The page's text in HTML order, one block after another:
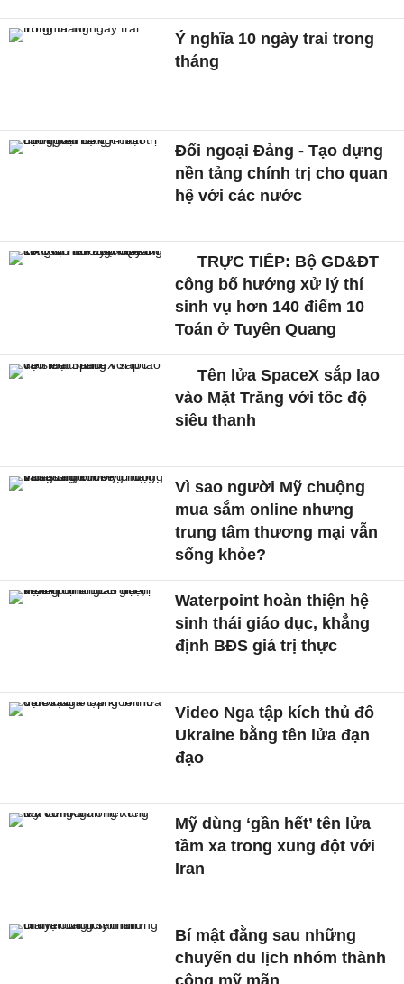
Ý nghĩa 10 ngày trai trong
tháng
Đối ngoại Đảng - Tạo dựng
nền tảng chính trị cho quan
hệ với các nước
TRỰC TIẾP: Bộ GD&ĐT
công bố hướng xử lý thí
sinh vụ hơn 140 điểm 10
Toán ở Tuyên Quang
Tên lửa SpaceX sắp lao
vào Mặt Trăng với tốc độ
siêu thanh
Vì sao người Mỹ chuộng
mua sắm online nhưng
trung tâm thương mại vẫn
sống khỏe?
Waterpoint hoàn thiện hệ
sinh thái giáo dục, khẳng
định BĐS giá trị thực
Video Nga tập kích thủ đô
Ukraine bằng tên lửa đạn
đạo
Mỹ dùng ‘gần hết’ tên lửa
tầm xa trong xung đột với
Iran
Bí mật đằng sau những
chuyến du lịch nhóm thành